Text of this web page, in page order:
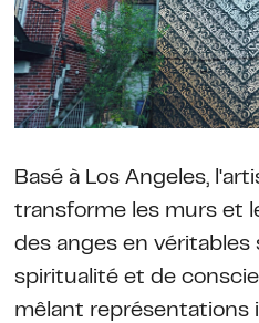
Basé à Los Angeles,
transforme les murs et
des anges en véritables
spiritualité et de
mêlant représentations